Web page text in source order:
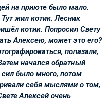
на приюте было мало.
жил котик. Лесник
котик. Попросил Свету
Алексею, может это его?
полазали,
начался обратный
сил было много, потом
себя мыслями о том,
Алексей очень